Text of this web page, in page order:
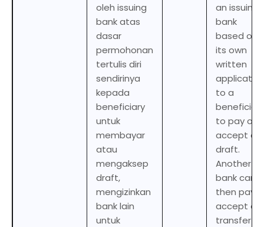
oleh issuing
bank atas
dasar
permohonan
tertulis diri
sendirinya
kepada
beneficiary
untuk
membayar
atau
mengaksep
draft,
mengizinkan
bank lain
untuk
an issuing
bank
based on
its own
written
to a
beneficiary
to pay or
accept a
draft.
Another
bank can
then pay,
accept or
transfer